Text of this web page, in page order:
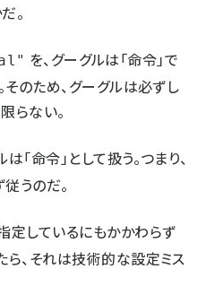
。
を、グーグルは「命令」で
そのため、グーグルは必ずし
らない。
は「命令」として扱う。つまり、
うのだ。
定しているにもかかわらず
ら、それは技術的な設定ミス